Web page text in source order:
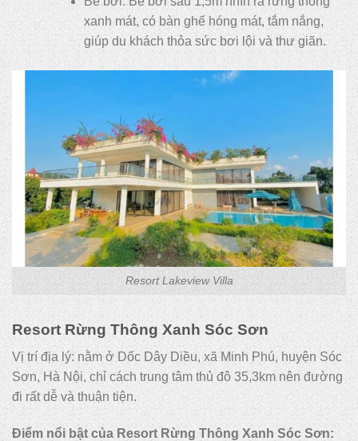
xanh mát, có bàn ghế hóng mát, tắm nắng,
giúp du khách thỏa sức bơi lội và thư giãn.
Resort Lakeview Villa
Resort Rừng Thông Xanh Sóc Sơn
Vị trí địa lý: nằm ở Dốc Dây Diều, xã Minh Phú, huyện Sóc
Sơn, Hà Nội, chỉ cách trung tâm thủ đô 35,3km nên đường
đi rất dễ và thuận tiện.
Điểm nổi bật của Resort Rừng Thông Xanh Sóc Sơn: